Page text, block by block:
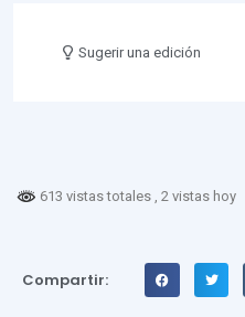
Sugerir una edición
613 vistas totales , 2 vistas hoy
Compartir: